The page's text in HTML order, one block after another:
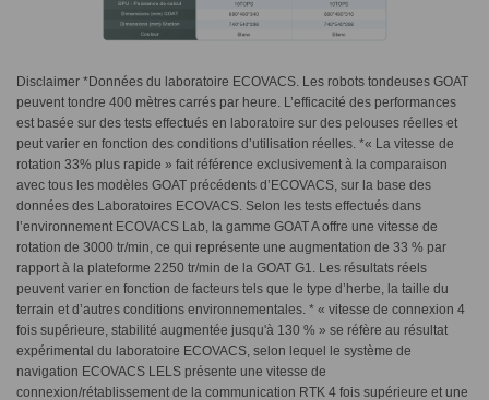
Disclaimer *Données du laboratoire ECOVACS. Les robots tondeuses GOAT
peuvent tondre 400 mètres carrés par heure. L’efficacité des performances
est basée sur des tests effectués en laboratoire sur des pelouses réelles et
peut varier en fonction des conditions d’utilisation réelles. *« La vitesse de
rotation 33% plus rapide » fait référence exclusivement à la comparaison
avec tous les modèles GOAT précédents d’ECOVACS, sur la base des
données des Laboratoires ECOVACS. Selon les tests effectués dans
l’environnement ECOVACS Lab, la gamme GOAT A offre une vitesse de
rotation de 3000 tr/min, ce qui représente une augmentation de 33 % par
rapport à la plateforme 2250 tr/min de la GOAT G1. Les résultats réels
peuvent varier en fonction de facteurs tels que le type d’herbe, la taille du
terrain et d’autres conditions environnementales. * « vitesse de connexion 4
fois supérieure, stabilité augmentée jusqu'à 130 % » se réfère au résultat
expérimental du laboratoire ECOVACS, selon lequel le système de
navigation ECOVACS LELS présente une vitesse de
connexion/rétablissement de la communication RTK 4 fois supérieure et une